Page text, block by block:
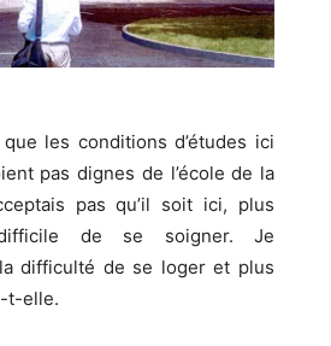
que les conditions d’études ici
pas dignes de l’école de la
pas qu’il soit ici, plus
difficile de se soigner. Je
difficulté de se loger et plus
t-elle.